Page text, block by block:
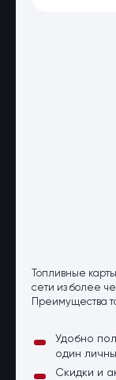
Топливные
сети из более
Преимущества
Удобно
один
Скидки и
Страховые